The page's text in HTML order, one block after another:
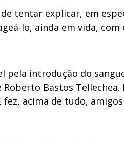
tentar explicar, em
lo, ainda em vida,
pela introdução do
Bastos
fez, acima de tudo,